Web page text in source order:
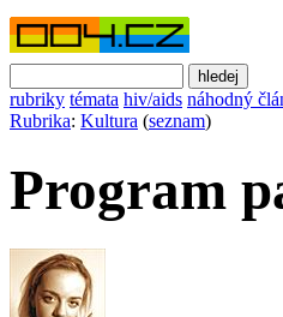
rubriky témata hiv/aids náhodný
Rubrika: Kultura (seznam)
Program